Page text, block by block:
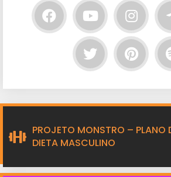
PROJETO MONSTRO – PLANO
DIETA MASCULINO